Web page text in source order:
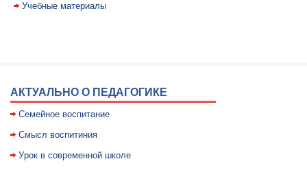
Учебные материалы
АКТУАЛЬНО О ПЕДАГОГИКЕ
Семейное воспитание
Смысл воспитиния
Уpок в совpеменной школе